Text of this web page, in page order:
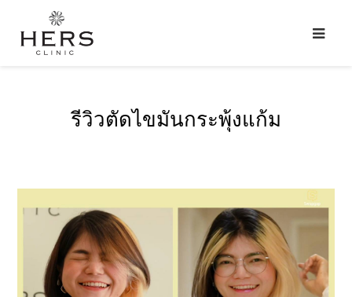
รีวิวตัดไขมันกระพุ้งแก้ม